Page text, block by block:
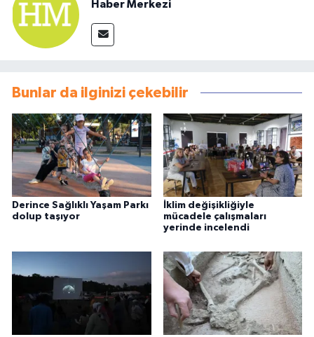
Haber Merkezi
Bunlar da ilginizi çekebilir
Derince Sağlıklı Yaşam Parkı
dolup taşıyor
İklim değişikliğiyle
mücadele çalışmaları
yerinde incelendi